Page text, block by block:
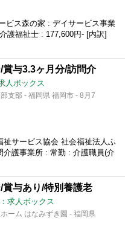
ビス森の家 : デイサービス事業
護福祉士 : 177,600円- [内訳]
与3.3ヶ月分/訪問介
人ボックス
支部 - 福岡県 福岡市 - 8月7
祉サービス協会 社会福祉法人ふ
介護事業所 : 常勤 : 介護職員(介
与あり/特別養護老
求人ボックス
ーム はなみずき園 - 福岡県